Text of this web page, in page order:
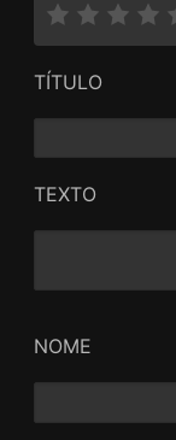
TÍTULO
TEXTO
NOME